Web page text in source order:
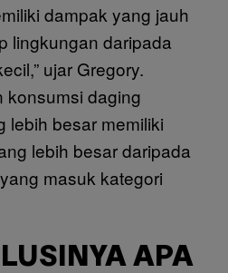
dampak yang jauh
lingkungan daripada
ujar Gregory.
konsumsi daging
lebih besar memiliki
lebih besar daripada
masuk kategori
APA